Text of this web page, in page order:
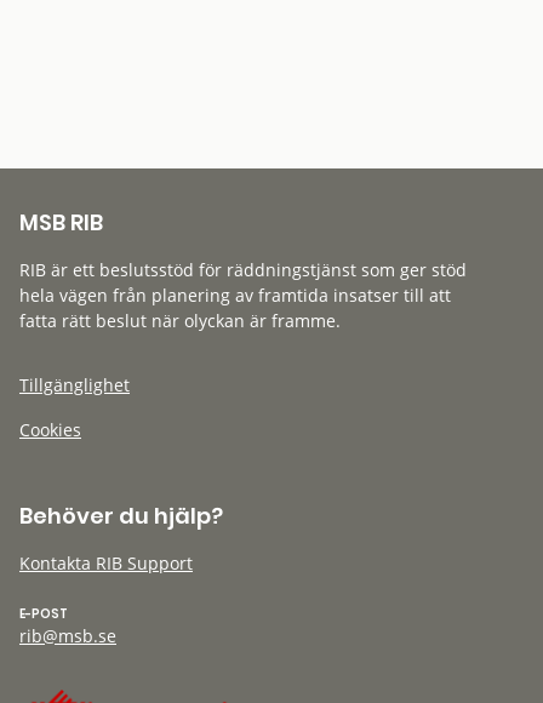
MSB RIB
RIB är ett beslutsstöd för räddningstjänst som ger stöd
hela vägen från planering av framtida insatser till att
fatta rätt beslut när olyckan är framme.
Tillgänglighet
Cookies
Behöver du hjälp?
Kontakta RIB Support
E-POST
rib@msb.se